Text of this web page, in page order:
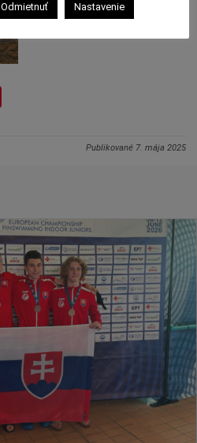
Publikované 7. mája 2025
Odmietnuť Nastavenie